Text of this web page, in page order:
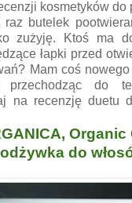
kosmetyków do
butelek
zużyję. Ktoś ma
łapki przed
Mam coś
przechodząc do
na recenzję duetu
do